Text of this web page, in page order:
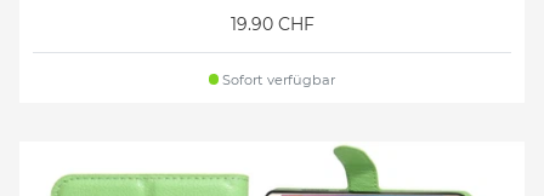
19.90 CHF
Sofort verfügbar